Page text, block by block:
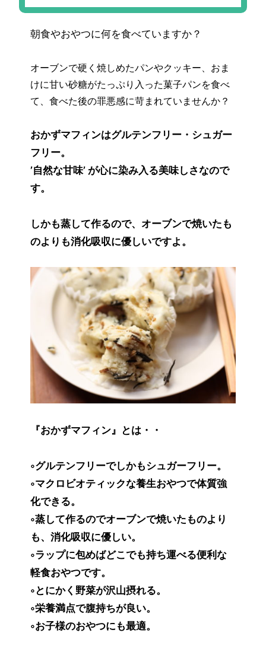
朝食やおやつに何を食べていますか？
オーブンで硬く焼しめたパンやクッキー、おま
けに甘い砂糖がたっぷり入った菓子パンを食べ
て、食べた後の罪悪感に苛まれていませんか？
おかずマフィンはグルテンフリー・シュガー
フリー。
’自然な甘味’ が心に染み入る美味しさなので
す。
しかも蒸して作るので、オーブンで焼いたも
のよりも消化吸収に優しいですよ。
『おかずマフィン』とは・・
◦グルテンフリーでしかもシュガーフリー。
◦マクロビオティックな養生おやつで体質強
化できる。
◦蒸して作るのでオーブンで焼いたものより
も、消化吸収に優しい。
◦ラップに包めばどこでも持ち運べる便利な
軽食おやつです。
◦とにかく野菜が沢山摂れる。
◦栄養満点で腹持ちが良い。
◦お子様のおやつにも最適。